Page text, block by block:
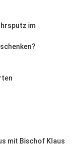
im
mit Bischof Klaus